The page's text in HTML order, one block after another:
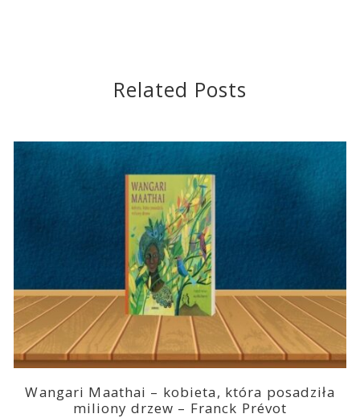
Related Posts
Wangari Maathai – kobieta, która posadziła
miliony drzew – Franck Prévot